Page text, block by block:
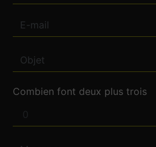
Combien font deux plus trois